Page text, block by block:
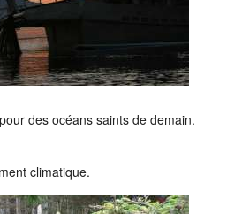
des océans saints de demain.
climatique.